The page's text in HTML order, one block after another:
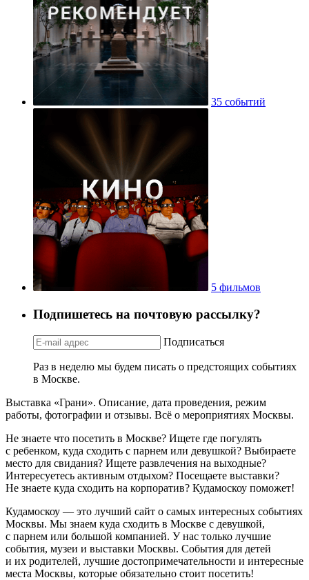
35 событий
5 фильмов
Подпишетесь на почтовую рассылку?
Подписаться
Раз в неделю мы будем писать о предстоящих событиях
в Москве.
Выставка «Грани». Описание, дата проведения, режим
работы, фотографии и отзывы. Всё о мероприятиях Москвы.
Не знаете что посетить в Москве? Ищете где погулять
с ребенком, куда сходить с парнем или девушкой? Выбираете
место для свидания? Ищете развлечения на выходные?
Интересуетесь активным отдыхом? Посещаете выставки?
Не знаете куда сходить на корпоратив? Кудамоскоу поможет!
Кудамоскоу — это лучший сайт о самых интересных событиях
Москвы. Мы знаем куда сходить в Москве с девушкой,
с парнем или большой компанией. У нас только лучшие
события, музеи и выставки Москвы. События для детей
и их родителей, лучшие достопримечательности и интересные
места Москвы, которые обязательно стоит посетить!